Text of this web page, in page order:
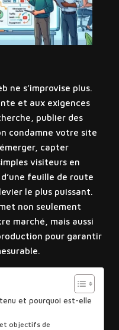
ne s’improvise plus.
et aux exigences
publier des
condamne votre site
capter
visiteurs en
feuille de route
le plus puissant.
non seulement
marché, mais aussi
pour garantir
et pourquoi est-elle
objectifs de